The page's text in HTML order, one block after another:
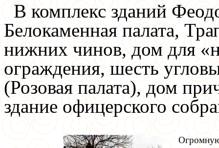
В комплекс зданий
Белокаменная палата,
нижних чинов, дом для
ограждения, шесть
(Розовая палата), дом
здание офицерского
Огромную